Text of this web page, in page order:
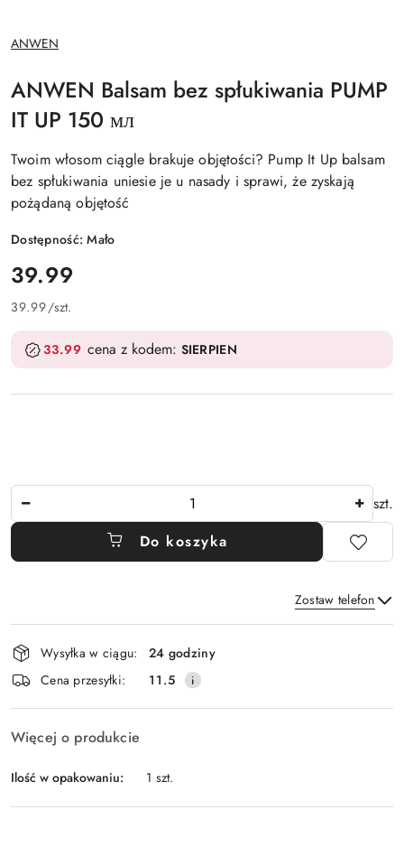
NAZWA
PRODUCENTA:
ANWEN
ANWEN Balsam bez spłukiwania PUMP
IT UP 150 мл
Twoim włosom ciągle brakuje objętości? Pump It Up balsam
bez spłukiwania uniesie je u nasady i sprawi, że zyskają
pożądaną objętość
Dostępność:Mało
cena:
39.99
39.99/szt.
33.99 cena z kodem: SIERPIEN
szt.
Do koszyka
Zostaw telefon
Wyślij
Dostępność
i
dostawa
Wysyłka w ciągu:
24 godziny
Cena przesyłki:
11.5
Więcej o produkcie
Ilość w opakowaniu: 1 szt.